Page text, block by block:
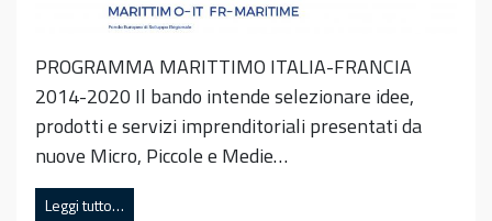
PROGRAMMA MARITTIMO ITALIA-FRANCIA
2014-2020 Il bando intende selezionare idee,
prodotti e servizi imprenditoriali presentati da
nuove Micro, Piccole e Medie…
Leggi tutto…